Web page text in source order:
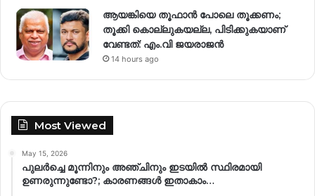
ആയങ്കിയെ തൂഫാൻ പോലെ തൂക്കണം;
തൂക്കി കൊല്ലുകയല്ല, പിടിക്കുകയാണ്
വേണ്ടത്: എം.വി ജയരാജൻ
14 hours ago
Most Viewed
May 15, 2026
പുലർച്ചെ മൂന്നിനും അഞ്ചിനും ഇടയിൽ സ്ഥിരമായി
ഉണരുന്നുണ്ടോ?; കാരണങ്ങള്‍ ഇതാകാം…